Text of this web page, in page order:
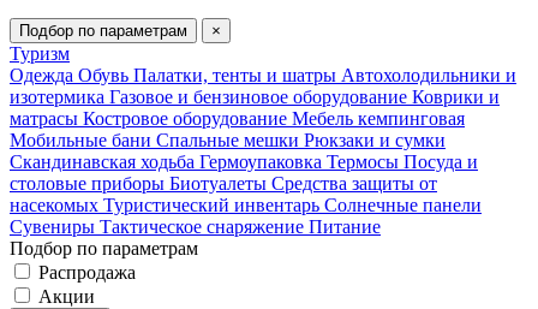
Подбор по параметрам ×
Туризм
Одежда Обувь Палатки, тенты и шатры Автохолодильники и
изотермика Газовое и бензиновое оборудование Коврики и
матрасы Костровое оборудование Мебель кемпинговая
Мобильные бани Спальные мешки Рюкзаки и сумки
Скандинавская ходьба Гермоупаковка Термосы Посуда и
столовые приборы Биотуалеты Средства защиты от
насекомых Туристический инвентарь Солнечные панели
Сувениры Тактическое снаряжение Питание
Подбор по параметрам
Распродажа
Акции